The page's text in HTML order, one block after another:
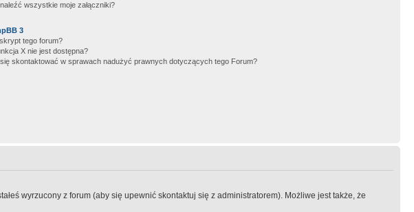
wszystkie moje załączniki?
3
skrypt tego forum?
X nie jest dostępna?
skontaktować w sprawach nadużyć prawnych dotyczących tego Forum?
wyrzucony z forum (aby się upewnić skontaktuj się z administratorem). Możliwe jest także, że